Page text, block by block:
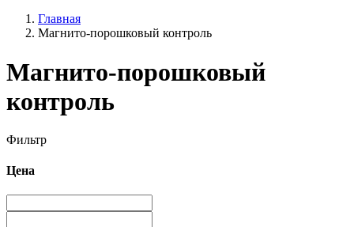
Главная
Магнито-порошковый контроль
Магнито-порошковый
контроль
Фильтр
Цена